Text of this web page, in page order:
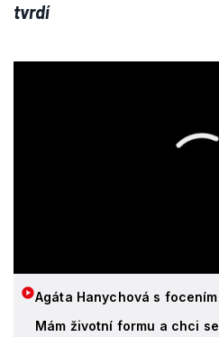
tvrdí
Agáta Hanychová s
Mám životní formu a chci